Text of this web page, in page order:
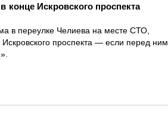
конце Искровского проспекта
в переулке Челиева на месте СТО,
проспекта — если перед ним